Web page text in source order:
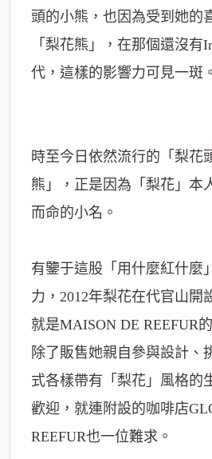
頭的小熊，也因為受到她的
「梨花熊」，在那個還沒有
代，這樣的影響力可見一斑。
時至今日依然流行的「梨花
熊」，正是因為「梨花」本
而命的小名。
有鑒于這股「用什麼紅什麼
力，2012年梨花在代官山開
就是MAISON DE REEFUR
除了販售她親自參與設計、
式各樣帶有「梨花」風格的
歡迎，就連附設的咖啡店
REEFUR也一位難求。